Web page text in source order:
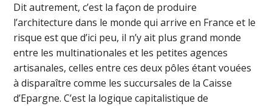
Dit autrement, c’est la façon de produire
l’architecture dans le monde qui arrive en France et le
risque est que d’ici peu, il n’y ait plus grand monde
entre les multinationales et les petites agences
artisanales, celles entre ces deux pôles étant vouées
à disparaître comme les succursales de la Caisse
d’Epargne. C’est la logique capitalistique de